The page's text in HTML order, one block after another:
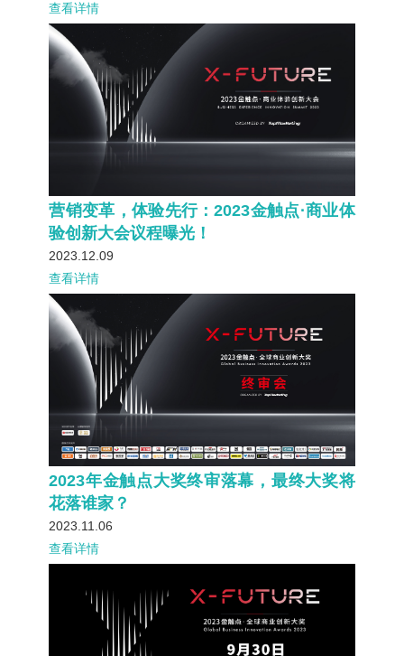
查看详情
营销变革，体验先行：2023金触点·商业体
验创新大会议程曝光！
2023.12.09
查看详情
2023年金触点大奖终审落幕，最终大奖将
花落谁家？
2023.11.06
查看详情